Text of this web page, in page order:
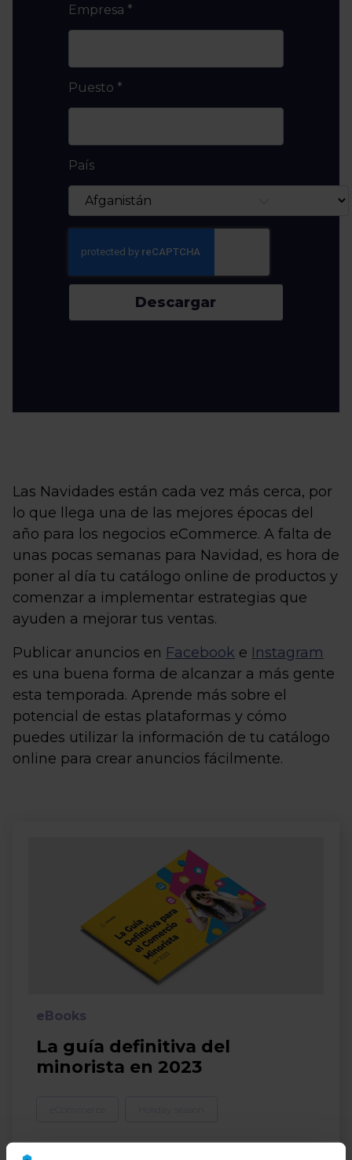
Empresa *
Puesto *
País
Descargar
Las Navidades están cada vez más cerca, por
lo que llega una de las mejores épocas del
año para los negocios eCommerce. A falta de
unas pocas semanas para Navidad, es hora de
poner al día tu catálogo online de productos y
comenzar a implementar estrategias que
ayuden a mejorar tus ventas.
Publicar anuncios en Facebook e Instagram
es una buena forma de alcanzar a más gente
esta temporada. Aprende más sobre el
potencial de estas plataformas y cómo
puedes utilizar la información de tu catálogo
online para crear anuncios fácilmente.
eBooks
La guía definitiva del
minorista en 2023